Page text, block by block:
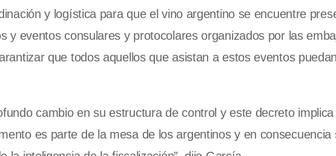
y logística para que el vino argentino se encuentre
y eventos consulares y protocolares organizados por las
que todos aquellos que asistan a estos eventos
cambio en su estructura de control y este decreto
es parte de la mesa de los argentinos y en consecuencia